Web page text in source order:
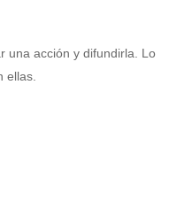
una acción y difundirla. Lo
ellas.